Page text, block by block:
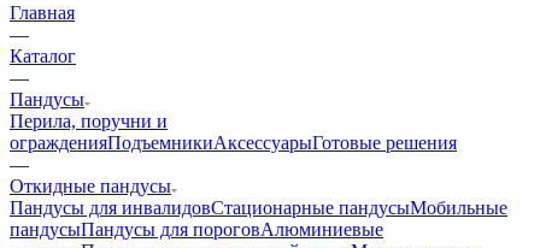
Главная
—
Каталог
—
Пандусы
Перила, поручни и
огражденияПодъемникиАксессуарыГотовые решения
—
Откидные пандусы
Пандусы для инвалидовСтационарные пандусыМобильные
пандусыПандусы для пороговАлюминиевые